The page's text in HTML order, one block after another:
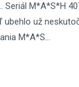
Seriál M*A*S*H
ubehlo už
M*A*S...